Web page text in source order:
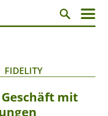
FIDELITY
mit